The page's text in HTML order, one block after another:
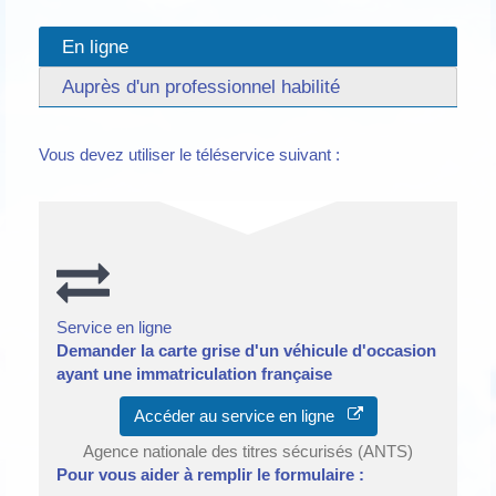
En ligne
Auprès d'un professionnel habilité
Vous devez utiliser le téléservice suivant :
Service en ligne
Demander la carte grise d'un véhicule d'occasion
ayant une immatriculation française
Accéder au service en ligne
Agence nationale des titres sécurisés (ANTS)
Pour vous aider à remplir le formulaire :